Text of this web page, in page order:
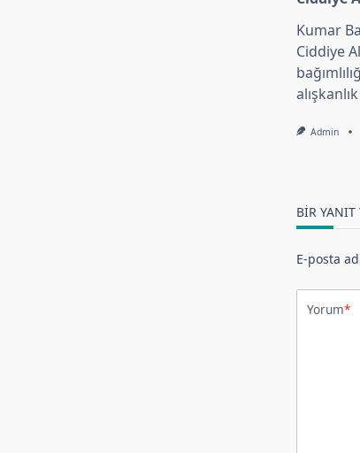
Kumar
Ciddiye
alışkanlık
Admin
BIR YANIT
E-posta
Yorum*